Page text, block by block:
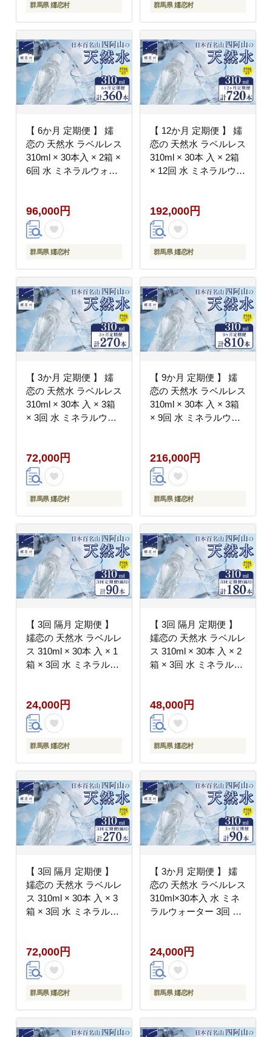
国産 嬬恋銘水 日用品
群馬県 嬬恋村
用品 [BA023tu]
群馬県 嬬恋村
【 6か月 定期便 】 嬬
恋の 天然水 ラベルレス
310ml × 30本入 × 2箱 ×
6回 水 ミネラルウォー
トック 備蓄用 ペットボ
トル 防災 工場直送 箱
買い まとめ買い 国産
嬬恋銘水 日用品
96,000円
群馬県 嬬恋村
【 12か月 定期便 】 嬬
恋の 天然水 ラベルレス
310ml × 30本 入 × 2箱
× 12回 水 ミネラルウォ
グストック 備蓄用 ペッ
トボトル 防災 工場直送
箱買い まとめ買い 国産
嬬恋銘水 日用品
192,000円
群馬県 嬬恋村
【 3か月 定期便 】 嬬
恋の 天然水 ラベルレス
310ml × 30本 入 × 3箱
× 3回 水 ミネラルウォ
グストック 備蓄用 ペッ
トボトル 防災 工場直送
箱買い まとめ買い 国産
嬬恋銘水 日用品
72,000円
群馬県 嬬恋村
【 9か月 定期便 】 嬬
恋の 天然水 ラベルレス
310ml × 30本 入 × 3箱
× 9回 水 ミネラルウォ
グストック 備蓄用 ペッ
トボトル 防災 工場直送
箱買い まとめ買い 国産
嬬恋銘水 日用品
216,000円
群馬県 嬬恋村
【 3回 隔月 定期便 】
嬬恋の 天然水 ラベルレ
ス 310ml × 30本 入 × 1
箱 × 3回 水 ミネラルウ
蓄 ローリングストック
備蓄用 ペットボトル 防
災 工場直送 箱買い ま
とめ買い 国産 嬬恋銘水
24,000円
群馬県 嬬恋村
【 3回 隔月 定期便 】
嬬恋の 天然水 ラベルレ
ス 310ml × 30本 入 × 2
箱 × 3回 水 ミネラルウ
蓄 ローリングストック
備蓄用 ペットボトル 防
災 工場直送 箱買い ま
とめ買い 国産 嬬恋銘水
48,000円
群馬県 嬬恋村
【 3回 隔月 定期便 】
嬬恋の 天然水 ラベルレ
ス 310ml × 30本 入 × 3
箱 × 3回 水 ミネラルウ
蓄 ローリングストック
備蓄用 ペットボトル 防
災 工場直送 箱買い ま
とめ買い 国産 嬬恋銘水
72,000円
群馬県 嬬恋村
【 3か月 定期便 】 嬬
恋の 天然水 ラベルレス
310ml×30本入 水 ミネ
ラルウォーター 3回 定
ク 備蓄用 ペットボトル
防災 工場直送 箱買い
まとめ買い 国産 嬬恋銘
水 日用品 [BA006tu]
24,000円
群馬県 嬬恋村